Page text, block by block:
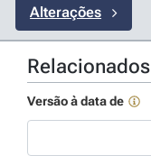
Alterações
Relacionados
Versão à data de